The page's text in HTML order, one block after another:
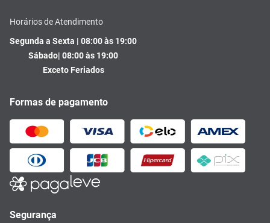
Horários de Atendimento
Segunda a Sexta | 08:00 às 19:00
Sábado| 08:00 às 19:00
Exceto Feriados
Formas de pagamento
Segurança